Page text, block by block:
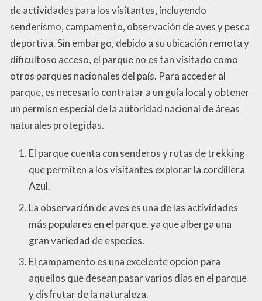
de actividades para los visitantes, incluyendo
senderismo, campamento, observación de aves y pesca
deportiva. Sin embargo, debido a su ubicación remota y
dificultoso acceso, el parque no es tan visitado como
otros parques nacionales del país. Para acceder al
parque, es necesario contratar a un guía local y obtener
un permiso especial de la autoridad nacional de áreas
naturales protegidas.
El parque cuenta con senderos y rutas de trekking
que permiten a los visitantes explorar la cordillera
Azul.
La observación de aves es una de las actividades
más populares en el parque, ya que alberga una
gran variedad de especies.
El campamento es una excelente opción para
aquellos que desean pasar varios días en el parque
y disfrutar de la naturaleza.